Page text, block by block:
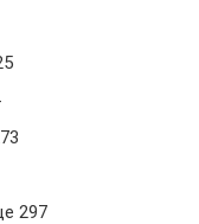
297